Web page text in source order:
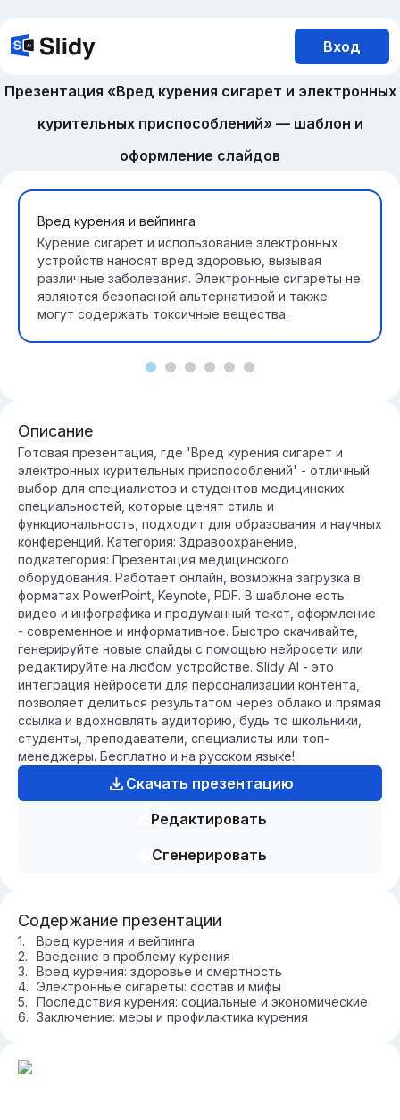
Вход
Презентация «Вред курения сигарет и электронных
курительных приспособлений» — шаблон и
оформление слайдов
Вред курения и вейпинга
Курение сигарет и использование электронных
устройств наносят вред здоровью, вызывая
различные заболевания. Электронные сигареты не
являются безопасной альтернативой и также
могут содержать токсичные вещества.
Описание
Готовая презентация, где 'Вред курения сигарет и
электронных курительных приспособлений' - отличный
выбор для специалистов и студентов медицинских
специальностей, которые ценят стиль и
функциональность, подходит для образования и научных
конференций. Категория: Здравоохранение,
подкатегория: Презентация медицинского
оборудования. Работает онлайн, возможна загрузка в
форматах PowerPoint, Keynote, PDF. В шаблоне есть
видео и инфографика и продуманный текст, оформление
- современное и информативное. Быстро скачивайте,
генерируйте новые слайды с помощью нейросети или
редактируйте на любом устройстве. Slidy AI - это
интеграция нейросети для персонализации контента,
позволяет делиться результатом через облако и прямая
ссылка и вдохновлять аудиторию, будь то школьники,
студенты, преподаватели, специалисты или топ-
менеджеры. Бесплатно и на русском языке!
Скачать презентацию
Редактировать
Сгенерировать
Содержание презентации
Вред курения и вейпинга
Введение в проблему курения
Вред курения: здоровье и смертность
Электронные сигареты: состав и мифы
Последствия курения: социальные и экономические
Заключение: меры и профилактика курения